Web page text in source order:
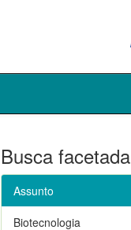
Busca facetada
Assunto
Biotecnologia